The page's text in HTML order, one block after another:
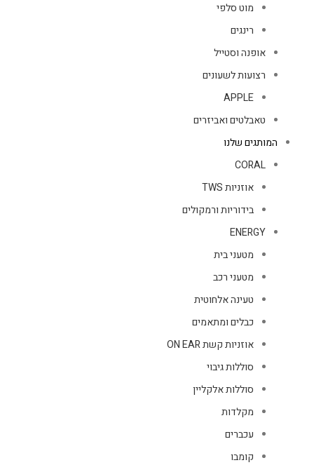
מוט סלפי
רינגים
אופנה וסטייל
רצועות לשעונים
APPLE
טאבלטים ואביזרים
המותגים שלנו
CORAL
אוזניות TWS
בידוריות ורמקולים
ENERGY
מטעני בית
מטעני רכב
טעינה אלחוטית
כבלים ומתאמים
אוזניות קשת ON EAR
סוללות גיבוי
סוללות אלקליין
מקלדות
עכברים
קומבו